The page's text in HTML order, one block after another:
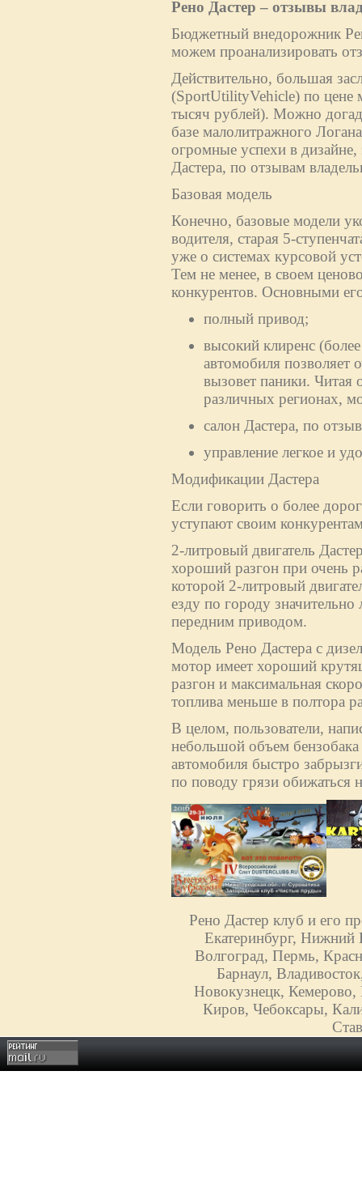
Рено Дастер – отзывы
Бюджетный внедорожник
можем проанализировать
Действительно, большая
(SportUtilityVehicle) по цене
тысяч рублей). Можно
базе малолитражного
огромные успехи в
Дастера, по отзывам
Базовая модель
Конечно, базовые модели
водителя, старая 5-
уже о системах курсовой
Тем не менее, в своем
конкурентов. Основными
полный привод;
высокий клиренс
автомобиля позволяет
вызовет паники. Читая
различных регионах,
салон Дастера, по
управление легкое и
Модификации Дастера
Если говорить о более
уступают своим
2-литровый двигатель
хороший разгон при очень
которой 2-литровый
езду по городу
передним приводом.
Модель Рено Дастера с
мотор имеет хороший
разгон и максимальная
топлива меньше в полтора
В целом, пользователи,
небольшой объем бензобака
автомобиля быстро
по поводу грязи обижаться
Рено Дастер клуб и его
Екатеринбург, Нижний
Волгоград, Пермь,
Барнаул,
Новокузнецк,
Киров, Чебоксары,